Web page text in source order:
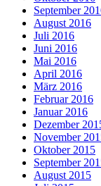
September
August 2016
Juli 2016
Juni 2016
Mai 2016
April 2016
März 2016
Februar 2016
Januar 2016
Dezember
November
Oktober 2015
September
August 2015